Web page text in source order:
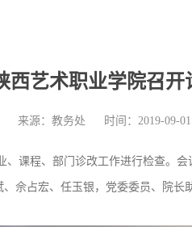
西艺术职业学院召开
来源：教务处 时间：2019-09-01
课程、部门诊改工作进行检查。
佘占宏、任玉银，党委委员、院